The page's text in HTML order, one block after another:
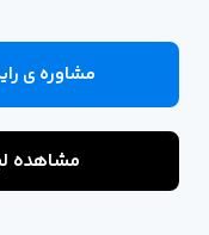
مشاوره ی
مشاهده